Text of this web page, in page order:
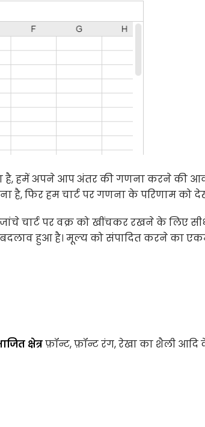
है, हमें अपने आप अंतर की गणना करने की
है, फिर हम चार्ट पर गणना के परिणाम को
चार्ट पर वक्र को खींचकर रखने के लिए
हुआ है। मूल्य को संपादित करने का
क्षेत्रफ़ॉन्ट, फ़ॉन्ट रंग, रेखा का शैली आदि